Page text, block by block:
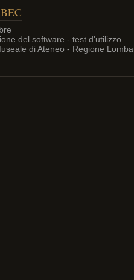
del software - test d'utilizzo
di Ateneo - Regione